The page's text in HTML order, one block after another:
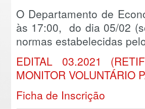
O Departamento de
às 17:00, do dia 05/02
normas estabelecidas
EDITAL 03.2021
MONITOR VOLUNTÁRIO
Ficha de Inscrição